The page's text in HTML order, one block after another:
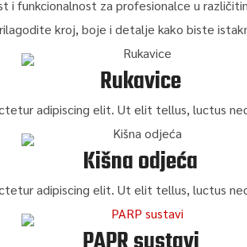
i funkcionalnost za profesionalce u
kroj, boje i detalje kako biste
Rukavice
adipiscing elit. Ut elit tellus, luctus
Kišna odjeća
adipiscing elit. Ut elit tellus, luctus